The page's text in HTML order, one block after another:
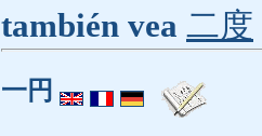
también vea 二度
一円